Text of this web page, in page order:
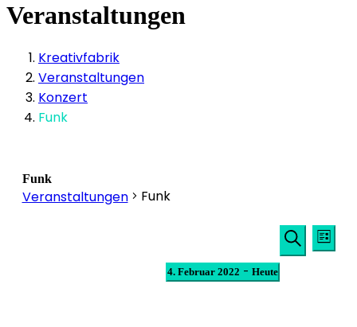
Veranstaltungen
Kreativfabrik
Veranstaltungen
Konzert
Funk
Funk
Veranstaltungen Funk
Suche
und
Suche
Liste
4. Februar 2022 - Heute